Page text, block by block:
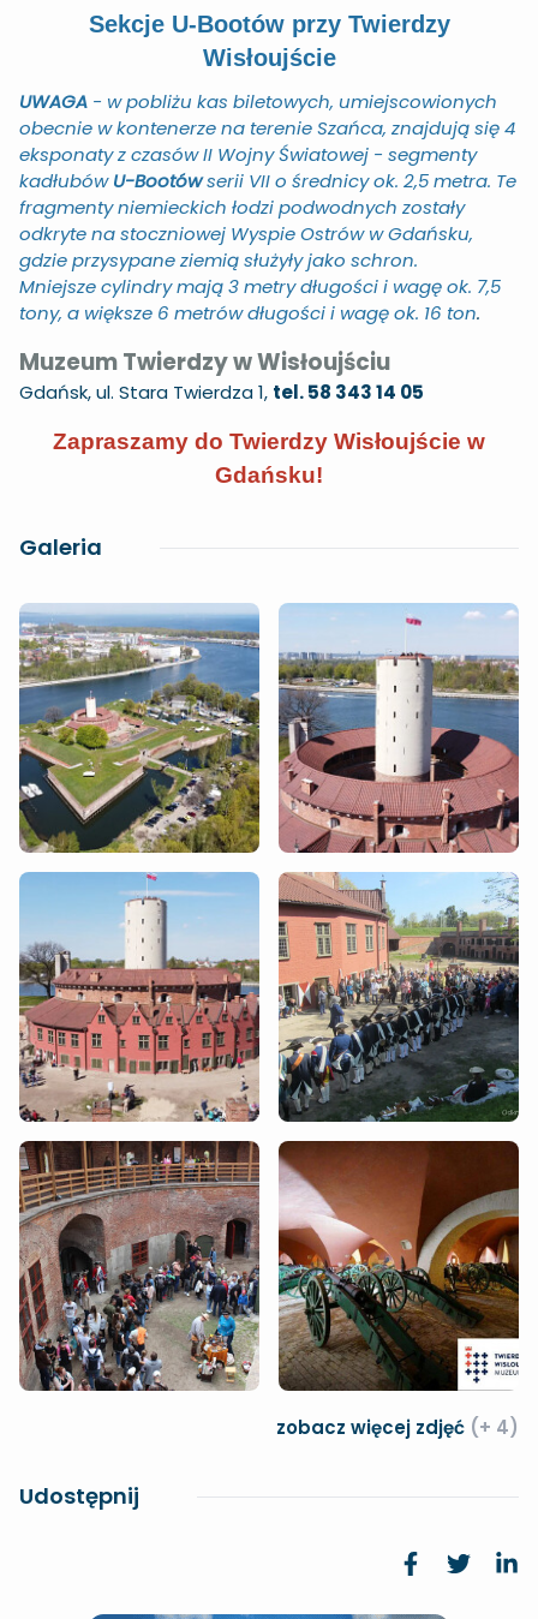
Sekcje U-Bootów przy Twierdzy
Wisłoujście
UWAGA - w pobliżu kas biletowych, umiejscowionych
obecnie w kontenerze na terenie Szańca, znajdują się 4
eksponaty z czasów II Wojny Światowej - segmenty
kadłubówU-Bootówserii VII o średnicy ok. 2,5 metra. Te
fragmenty niemieckich łodzi podwodnych zostały
odkryte na stoczniowej Wyspie Ostrów w Gdańsku,
gdzie przysypane ziemią służyły jako schron.
Mniejsze cylindry mają 3 metry długości i wagę ok. 7,5
tony, a większe 6 metrów długości i wagę ok. 16 ton.
Muzeum Twierdzy w Wisłoujściu
Gdańsk, ul. Stara Twierdza 1, tel. 58 343 14 05
Zapraszamy do Twierdzy Wisłoujście w
Gdańsku!
Galeria
zobacz więcej zdjęć (+ 4)
Udostępnij